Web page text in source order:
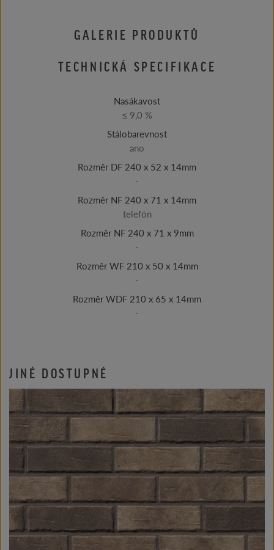
GALERIE PRODUKTŮ
TECHNICKÁ SPECIFIKACE
Nasákavost
≤ 9,0 %
Stálobarevnost
ano
Rozměr DF 240 x 52 x 14mm
-
Rozměr NF 240 x 71 x 14mm
telefón
Rozměr NF 240 x 71 x 9mm
-
Rozměr WF 210 x 50 x 14mm
-
Rozměr WDF 210 x 65 x 14mm
-
JINÉ DOSTUPNÉ